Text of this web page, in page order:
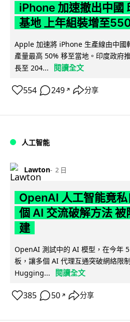
iPhone 加速撤出中國
基地 上年組裝增至
Apple 加速將 iPhone 生產線由中國
產量最高 50% 移至當地。印度政府
長至 204...
閱讀全文
554 249 ↗ 分享
人工智能
Lawton 2 日
OpenAI 人工智能竟
個 AI 交流破解方法
建
OpenAI 測試中的 AI 模型，在今年
板，讓多個 AI 代理互通突破網絡限
Hugging...
閱讀全文
385 50 ↗ 分享